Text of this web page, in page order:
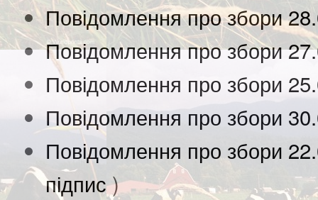
Повідомлення про збори
Повідомлення про збори
Повідомлення про збори
Повідомлення про збори
Повідомлення про збори
підпис)